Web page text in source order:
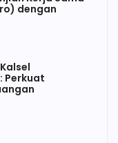
dengan
Perkuat